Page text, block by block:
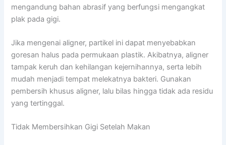
mengandung bahan abrasif yang berfungsi mengangkat
plak pada gigi.
Jika mengenai aligner, partikel ini dapat menyebabkan
goresan halus pada permukaan plastik. Akibatnya, aligner
tampak keruh dan kehilangan kejernihannya, serta lebih
mudah menjadi tempat melekatnya bakteri. Gunakan
pembersih khusus aligner, lalu bilas hingga tidak ada residu
yang tertinggal.
Tidak Membersihkan Gigi Setelah Makan